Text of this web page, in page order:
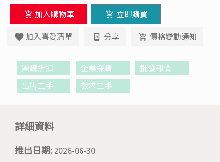
加入購物車 立即購買
加入喜愛清單 分享 價格變動通知
團購折扣 企業採購
批發報價
出售二手
徵求二手
詳細資料
推出日期: 2026-06-30